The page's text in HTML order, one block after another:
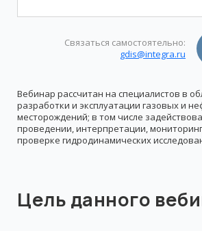
Связаться самостоятельно:
gdis@integra.ru
Вебинар рассчитан на специалистов в
разработки и эксплуатации газовых и
месторождений; в том числе
проведении, интерпретации,
проверке гидродинамических
Цель данного